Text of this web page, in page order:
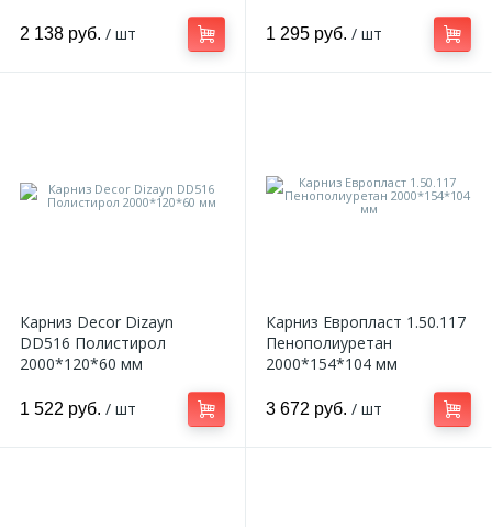
2 138 руб. / шт 1 295 руб. / шт
Карниз Decor Dizayn
DD516 Полистирол
2000*120*60 мм
1 522 руб. / шт
Карниз Европласт 1.50.117
Пенополиуретан
2000*154*104 мм
3 672 руб. / шт